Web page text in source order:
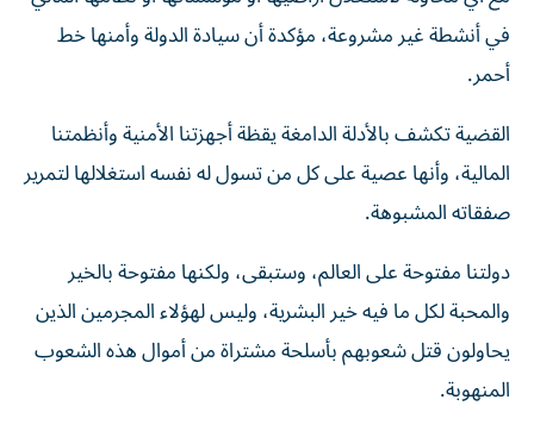
في أنشطة غير مشروعة، مؤكدة أن سيادة الدولة وأمنها خط
أحمر.
القضية تكشف بالأدلة الدامغة يقظة أجهزتنا الأمنية وأنظمتنا
المالية، وأنها عصية على كل من تسول له نفسه استغلالها لتمرير
صفقاته المشبوهة.
دولتنا مفتوحة على العالم، وستبقى، ولكنها مفتوحة بالخير
والمحبة لكل ما فيه خير البشرية، وليس لهؤلاء المجرمين الذين
يحاولون قتل شعوبهم بأسلحة مشتراة من أموال هذه الشعوب
المنهوبة.